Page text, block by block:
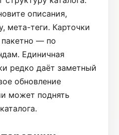
описания,
мета-теги. Карточки
пакетно — по
Единичная
редко даёт заметный
обновление
может поднять